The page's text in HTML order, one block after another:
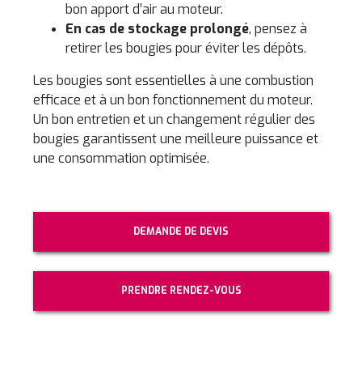
bon apport d’air au moteur.
En cas de stockage prolongé, pensez à
retirer les bougies pour éviter les dépôts.
Les bougies sont essentielles à une combustion
efficace et à un bon fonctionnement du moteur.
Un bon entretien et un changement régulier des
bougies garantissent une meilleure puissance et
une consommation optimisée.
DEMANDE DE DEVIS
PRENDRE RENDEZ-VOUS